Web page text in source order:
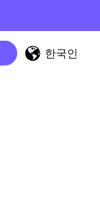
한국인